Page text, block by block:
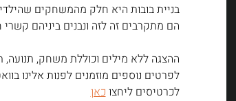
בניית בובות היא חלק מהמשחקים
הם מתקרבים זה לזה ונבנים ביניהם קשרי
ההצגה ללא מילים וכוללת משחק, תנועה,
לפרטים נוספים מוזמנים לפנות אלינו בוואטסאפ:
לכרטיסים ליחצו כאן